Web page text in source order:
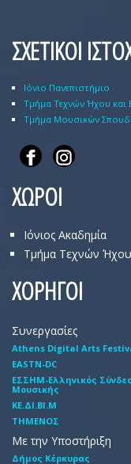
ΣΧΕΤΙΚΟΙ
Ιόνιο Πανεπιστήμιο
Τμήμα Τεχνών Ήχου και
Τμήμα Μουσικών
ΧΩΡΟΙ
Ιόνιος Ακαδημία
Τμήμα Τεχνών Ήχου
ΧΟΡΗΓΟΙ
Συνεργασίες
Athens Digital Arts
EASTN-DC
EΣΣHM-Eλληνικός
Mουσικής
ΚΕ.ΔΙ.ΒΙ.Μ
ΤΗΜΕΝΟΣ
Με την Υποστήριξη
Δήμος Κέρκυρας